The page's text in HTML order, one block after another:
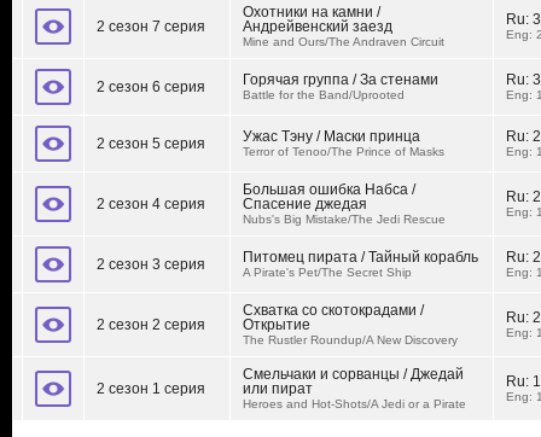
2 сезон 7 серия
Охотники на камни /
Андрейвенский заезд
Mine and Ours/The Andraven Circuit
Ru:
Eng:
2 сезон 6 серия Горячая группа / За стенами
Battle for the Band/Uprooted
Ru:
Eng:
2 сезон 5 серия Ужас Тэну / Маски принца
Terror of Tenoo/The Prince of Masks
Ru:
Eng:
2 сезон 4 серия
Большая ошибка Набса /
Спасение джедая
Nubs's Big Mistake/The Jedi Rescue
Ru:
Eng:
2 сезон 3 серия Питомец пирата / Тайный корабль
A Pirate's Pet/The Secret Ship
Ru:
Eng:
2 сезон 2 серия
Схватка со скотокрадами /
Открытие
The Rustler Roundup/A New Discovery
Ru:
Eng:
2 сезон 1 серия
Смельчаки и сорванцы / Джедай
или пират
Heroes and Hot-Shots/A Jedi or a Pirate
Ru:
Eng: